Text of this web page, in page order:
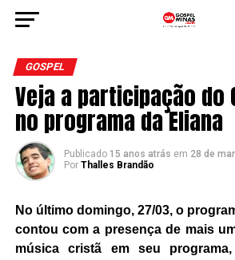
GOSPEL
Veja a participação do
no programa da Eliana
Publicado 15 anos atrás em 28 de
Por Thalles Brandão
No último domingo, 27/03, o
contou com a presença de mais
música cristã em seu